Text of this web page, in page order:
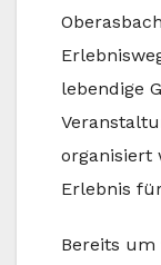
lebendige
organisiert
Erlebnis
Bereits um